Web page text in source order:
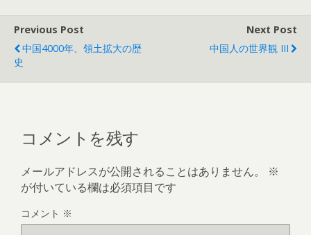
Previous Post
中国4000年、領土拡大の歴
史
Next Post
中国人の世界観 III
コメントを残す
メールアドレスが公開されることはありません。
※
が付いている欄は必須項目です
コメント ※